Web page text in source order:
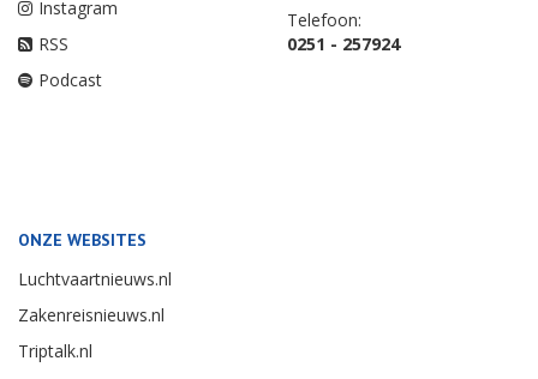
Instagram
RSS
Podcast
Telefoon:
0251 - 257924
ONZE WEBSITES
Luchtvaartnieuws.nl
Zakenreisnieuws.nl
Triptalk.nl